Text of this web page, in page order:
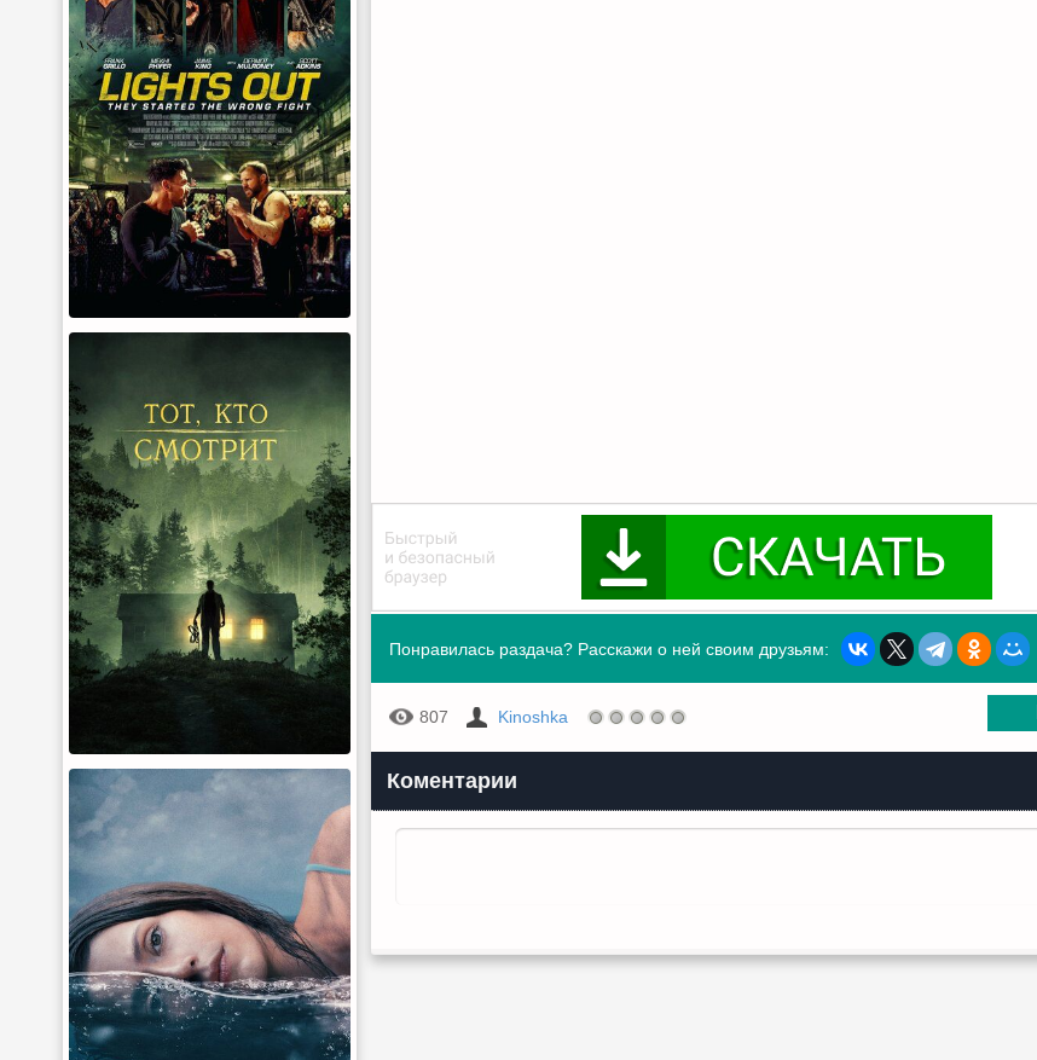
Понравилась раздача? Расскажи о ней своим друзьям:
807 Kinoshka
Коментарии